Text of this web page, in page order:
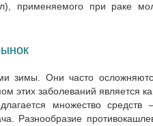
применяемого при раке
зимы. Они часто
этих заболеваний является
множество
Разнообразие